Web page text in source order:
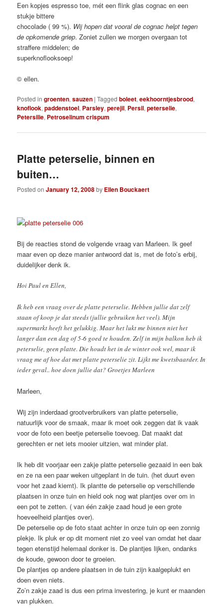
Een kopjes espresso toe, mét een flink glas cognac en een
stukje bittere
chocolade ( 99 %). Wij hopen dat vooral de cognac helpt tegen
de opkomende griep. Zoniet zullen we morgen overgaan tot
straffere middelen; de
superknoflooksoep!
© ellen.
Posted in groenten,sauzen |Tagged boleet,eekhoorntjesbrood,
knoflook,paddenstoel, Parsley,perejil, Persil,peterselie,
Petersilie, Petroselinum crispum
Platte peterselie, binnen en
buiten…
Posted onJanuary 12, 2008by Ellen Bouckaert
Bij de reacties stond de volgende vraag van Marleen. Ik geef
maar even op deze manier antwoord dat is, met de foto’s erbij,
duidelijker denk ik.
Hoi Paul en Ellen,
Ik heb een vraag over de platte peterselie. Hebben jullie dat zelf
staan of koop je dat steeds (jullie gebruiken het veel). Mijn
supermarkt heeft het gelukkig. Maar het lukt me binnen niet het
langer dan een dag of 5-6 goed te houden. Zelf in mijn balkon heb ik
peterselie, geen platte. Die houdt het in de winter ook wel, maar ik
vraag me af hoe dat met platte peterselie zit. Lijkt me kwetsbaarder. In
ieder geval.. hoe doen jullie dat? Groetjes Marleen
Marleen,
Wij zijn inderdaad grootverbruikers van platte peterselie,
natuurlijk voor de smaak, maar ik moet ook zeggen dat ik vaak
voor de foto een beetje peterselie toevoeg. Dat maakt dat
gerechten er net iets mooier uitzien, wat minder plat.
Ik heb dit voorjaar een zakje platte peterselie gezaaid in een bak
en ze na een paar weken uitgeplant in de tuin. (het duurt even
voor het zaad kiemt). Ik plantte de peterselie op verschillende
plaatsen in onze tuin en hield ook nog wat plantjes over om in
een pot te zetten. ( van één zakje zaad houd je een grote
hoeveelheid plantjes over).
De peterselie op de foto staat achter in onze tuin op een zonnig
plekje. Ik pluk er op dit moment niet zo veel van omdat het daar
tegen etenstijd helemaal donker is. De plantjes lijken, ondanks
de koude, gewoon door te groeien.
De plantjes op andere plaatsen in de tuin zijn kaalgeplukt en
doen even niets.
Zo’n zakje zaad is dus een prima investering, je kunt er maanden
van plukken.